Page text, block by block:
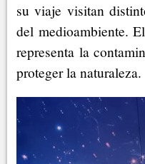
su viaje visitan
del medioambiente.
representa la
proteger la naturaleza.